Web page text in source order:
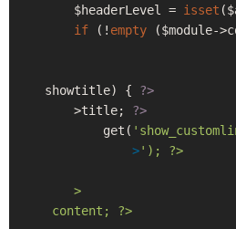
	$headerLevel =
isset
if (! empty ($module-
    showtitle) {
?>
>title; ?>
            get(
>'); ?>
>
     content; ?>